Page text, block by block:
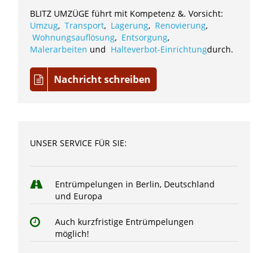
BLITZ UMZÜGE führt mit Kompetenz &. Vorsicht:
Umzug, Transport, Lagerung, Renovierung,
Wohnungsauflösung, Entsorgung,
Malerarbeiten und Halteverbot-Einrichtungdurch.
Nachricht schreiben
UNSER SERVICE FÜR SIE:
Entrümpelungen in Berlin, Deutschland
und Europa
Auch kurzfristige Entrümpelungen
möglich!